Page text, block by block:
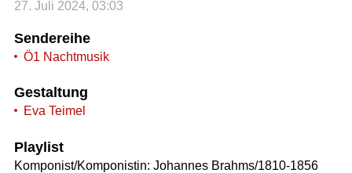
27. Juli 2024, 03:03
Sendereihe
Ö1 Nachtmusik
Gestaltung
Eva Teimel
Playlist
Komponist/Komponistin: Johannes Brahms/1810-1856